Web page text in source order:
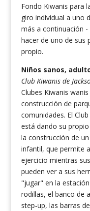
Fondo Kiwanis para
giro individual a uno
más a continuación
hacer de uno de sus
propio.
Niños sanos,
Club Kiwanis de
Clubes Kiwanis
construcción de
comunidades. El
está dando su
la construcción de
infantil, que permite
ejercicio mientras
pueden ver a sus
"jugar" en la
rodillas, el banco de
step-up, las barras